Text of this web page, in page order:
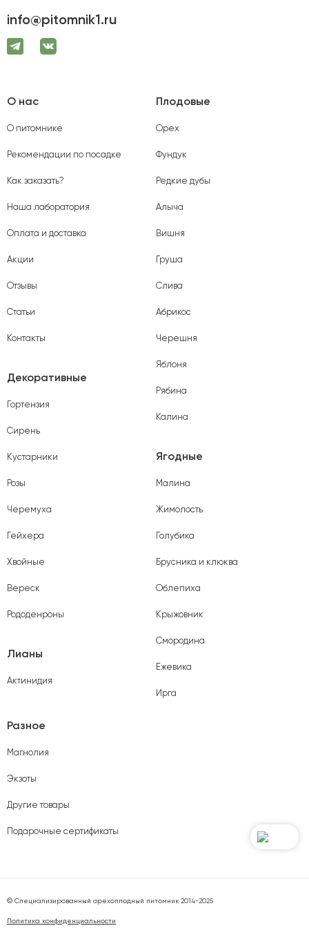
info@pitomnik1.ru
О нас
О питомнике
Рекомендации по посадке
Как заказать?
Наша лаборатория
Оплата и доставка
Акции
Отзывы
Статьи
Контакты
Плодовые
Орех
Фундук
Редкие дубы
Алыча
Вишня
Груша
Слива
Абрикос
Черешня
Яблоня
Рябина
Калина
Декоративные
Гортензия
Сирень
Кустарники
Розы
Черемуха
Гейхера
Хвойные
Вереск
Рододенроны
Ягодные
Малина
Жимолость
Голубика
Брусника и клюква
Облепиха
Крыжовник
Смородина
Ежевика
Ирга
Лианы
Актинидия
Разное
Магнолия
Экзоты
Другие товары
Подарочные сертификаты
© Специализированный орехоплодный питомник 2014-2025
Политика конфиденциальности